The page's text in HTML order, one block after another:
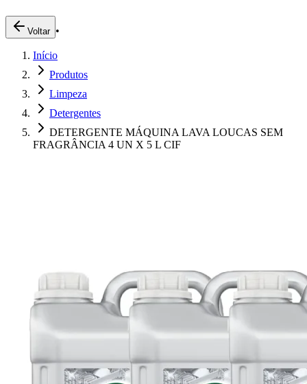
Pedidos Online
Trabalhe Conosco
Voltar •
Início
Produtos
Limpeza
Detergentes
DETERGENTE MÁQUINA LAVA LOUCAS SEM
FRAGRÂNCIA 4 UN X 5 L CIF